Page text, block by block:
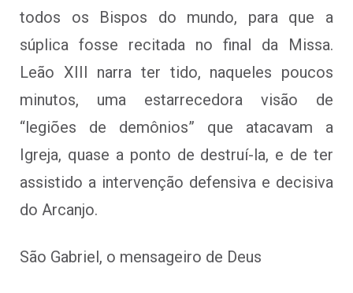
todos os Bispos do mundo, para que a
súplica fosse recitada no final da Missa.
Leão XIII narra ter tido, naqueles poucos
minutos, uma estarrecedora visão de
“legiões de demônios” que atacavam a
Igreja, quase a ponto de destruí-la, e de ter
assistido a intervenção defensiva e decisiva
do Arcanjo.
São Gabriel, o mensageiro de Deus